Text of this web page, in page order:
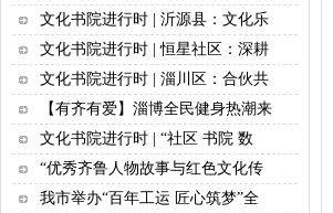
文化书院进行时 | 沂源县：文化乐
文化书院进行时 | 恒星社区：深耕
文化书院进行时 | 淄川区：合伙共
【有齐有爱】淄博全民健身热潮来
文化书院进行时 | “社区 书院 数
“优秀齐鲁人物故事与红色文化传
我市举办“百年工运 匠心筑梦”全